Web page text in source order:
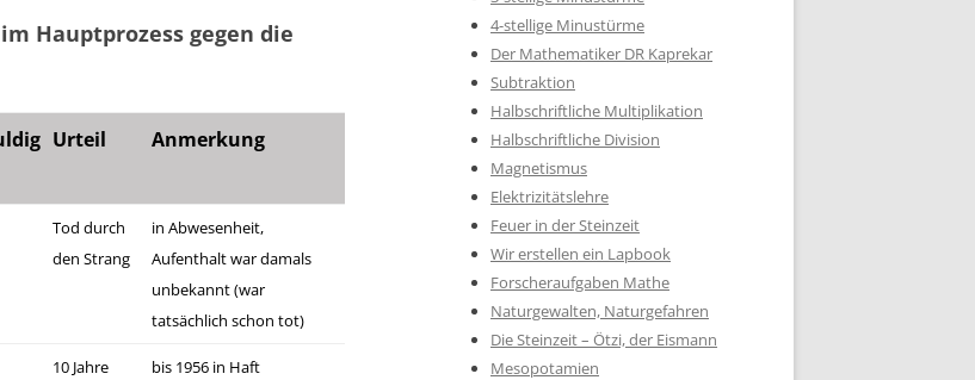
Hauptprozess gegen die
Urteil Anmerkung
Tod durch
den Strang
in Abwesenheit,
Aufenthalt war damals
unbekannt (war
tatsächlich schon tot)
10 Jahre
bis 1956 in Haft
4-stellige Minustürme
Der Mathematiker DR Kaprekar
Subtraktion
Halbschriftliche Multiplikation
Halbschriftliche Division
Magnetismus
Elektrizitätslehre
Feuer in der Steinzeit
Wir erstellen ein Lapbook
Forscheraufgaben Mathe
Naturgewalten, Naturgefahren
Die Steinzeit – Ötzi, der Eismann
Mesopotamien